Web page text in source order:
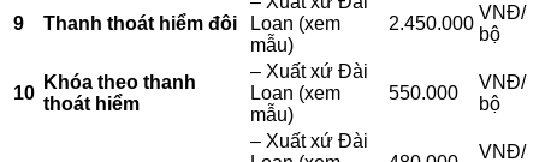
9 Thanh thoát hiểm đôi
Loan (xem
mẫu)
2.450.000
VNĐ/
bộ
10
Khóa theo thanh
thoát hiểm
– Xuất xứ Đài
Loan (xem
mẫu)
550.000
VNĐ/
bộ
– Xuất xứ Đài
VNĐ/